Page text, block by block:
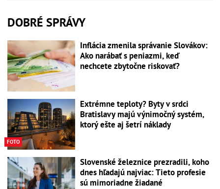
DOBRÉ SPRÁVY
Inflácia zmenila správanie Slovákov:
Ako narábať s peniazmi, keď
nechcete zbytočne riskovať?
FOTO
Extrémne teploty? Byty v srdci
Bratislavy majú výnimočný systém,
ktorý ešte aj šetrí náklady
Slovenské železnice prezradili, koho
dnes hľadajú najviac: Tieto profesie
sú mimoriadne žiadané